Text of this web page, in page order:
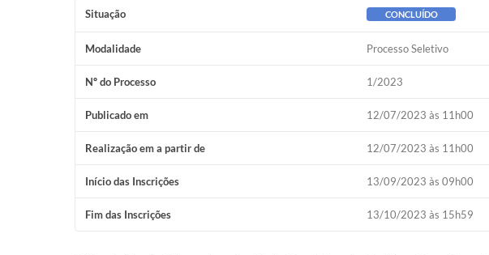
Situação CONCLUÍDO
Modalidade Processo Seletivo
Nº do Processo 1/2023
Publicado em 12/07/2023 às 11h00
Realização em a partir de 12/07/2023 às 11h00
Início das Inscrições 13/09/2023 às 09h00
Fim das Inscrições 13/10/2023 às 15h59